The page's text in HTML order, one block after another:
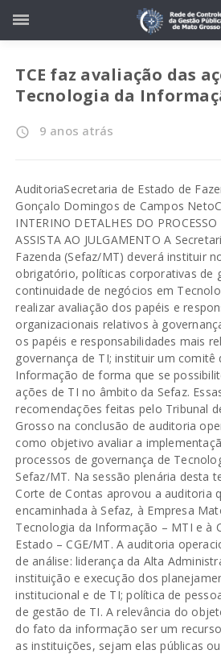
TCE faz avaliação das
Tecnologia da
access_time 9 anos atrás
AuditoriaSecretaria de Estado de
Gonçalo Domingos de Campos
INTERINO DETALHES DO
ASSISTA AO JULGAMENTO A
Fazenda (Sefaz/MT) deverá instituir
obrigatório, políticas corporativas de
continuidade de negócios em
realizar avaliação dos papéis e
organizacionais relativos à
os papéis e responsabilidades mais
governança de TI; instituir um comitê
Informação de forma que se
ações de TI no âmbito da Sefaz.
recomendações feitas pelo Tribunal
Grosso na conclusão de auditoria
como objetivo avaliar a
processos de governança de
Sefaz/MT. Na sessão plenária desta
Corte de Contas aprovou a auditoria
encaminhada à Sefaz, à Empresa
Tecnologia da Informação – MTI e à
Estado – CGE/MT. A auditoria
de análise: liderança da Alta
instituição e execução dos
institucional e de TI; política de
de gestão de TI. A relevância do
do fato da informação ser um
as instituições, sejam elas públicas ou